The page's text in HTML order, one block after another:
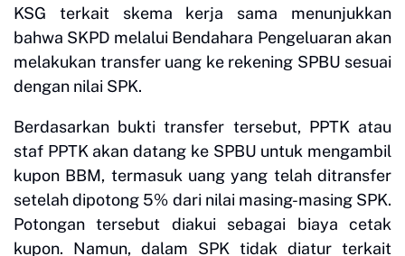
KSG terkait skema kerja sama menunjukkan
bahwa SKPD melalui Bendahara Pengeluaran akan
melakukan transfer uang ke rekening SPBU sesuai
dengan nilai SPK.
Berdasarkan bukti transfer tersebut, PPTK atau
staf PPTK akan datang ke SPBU untuk mengambil
kupon BBM, termasuk uang yang telah ditransfer
setelah dipotong 5% dari nilai masing-masing SPK.
Potongan tersebut diakui sebagai biaya cetak
kupon. Namun, dalam SPK tidak diatur terkait